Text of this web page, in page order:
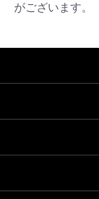
がございます。